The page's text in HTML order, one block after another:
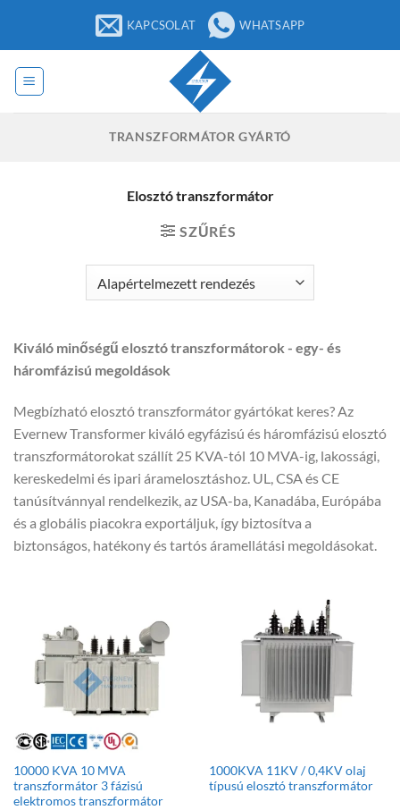
tartalomra
KAPCSOLAT WHATSAPP
TRANSZFORMÁTOR GYÁRTÓ
Elosztó transzformátor
SZŰRÉS
Kiváló minőségű elosztó transzformátorok - egy- és
háromfázisú megoldások
Megbízható elosztó transzformátor gyártókat keres? Az
Evernew Transformer kiváló egyfázisú és háromfázisú elosztó
transzformátorokat szállít 25 KVA-tól 10 MVA-ig, lakossági,
kereskedelmi és ipari áramelosztáshoz. UL, CSA és CE
tanúsítvánnyal rendelkezik, az USA-ba, Kanadába, Európába
és a globális piacokra exportáljuk, így biztosítva a
biztonságos, hatékony és tartós áramellátási megoldásokat.
10000 KVA 10 MVA
transzformátor 3 fázisú
elektromos transzformátor
1000KVA 11KV / 0,4KV olaj
típusú elosztó transzformátor